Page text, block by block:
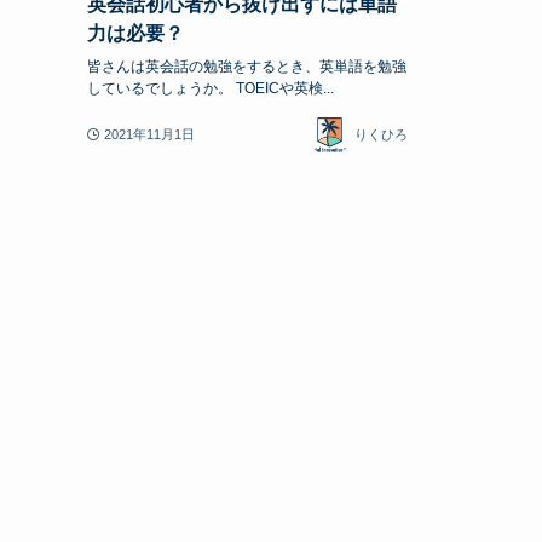
英会話初心者から抜け出すには単語
力は必要？
皆さんは英会話の勉強をするとき、英単語を勉強
しているでしょうか。 TOEICや英検...
2021年11月1日 りくひろ